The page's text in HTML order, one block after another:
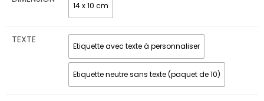
14 x 10 cm
TEXTE
Etiquette avec texte à personnaliser
Etiquette neutre sans texte (paquet de 10)